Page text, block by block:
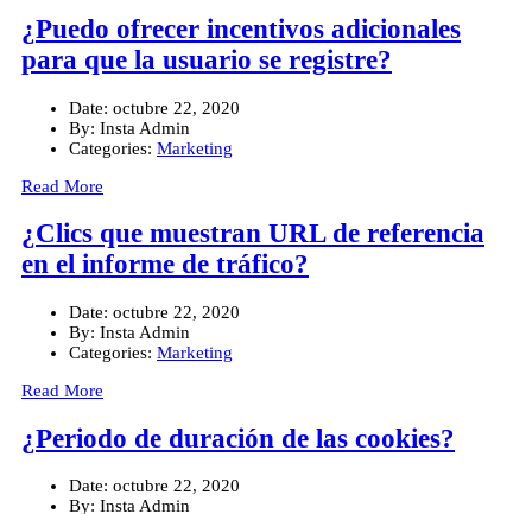
¿Puedo ofrecer incentivos adicionales
para que la usuario se registre?
Date: octubre 22, 2020
By: Insta Admin
Categories: Marketing
Read More
¿Clics que muestran URL de referencia
en el informe de tráfico?
Date: octubre 22, 2020
By: Insta Admin
Categories: Marketing
Read More
¿Periodo de duración de las cookies?
Date: octubre 22, 2020
By: Insta Admin